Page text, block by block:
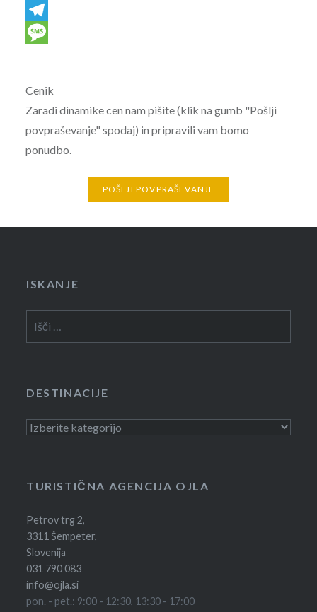
Skype
Telegram
Cenik
Zaradi dinamike cen nam pišite (klik na gumb "Pošlji
povpraševanje" spodaj) in pripravili vam bomo
ponudbo.
POŠLJI POVPRAŠEVANJE
ISKANJE
DESTINACIJE
Destinacije
TURISTIČNA AGENCIJA OJLA
Petrov trg 2,
3311 Šempeter,
Slovenija
031 790 083
info@ojla.si
pon. - pet.: 9:00 - 12:30, 13:30 - 17:00